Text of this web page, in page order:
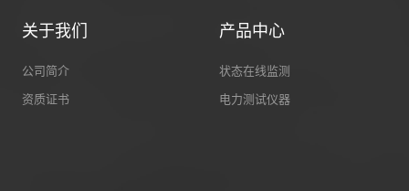
关于我们
公司简介
资质证书
产品中心
状态在线监测
电力测试仪器